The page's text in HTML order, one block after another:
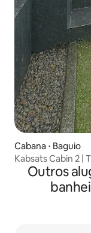
Cabana ⋅ Baguio
Kabsats Cabin 2 |
jardim
Outros